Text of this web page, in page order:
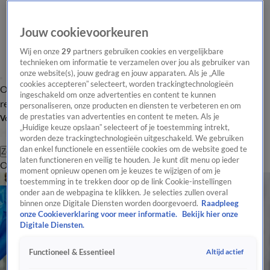
Overzicht Laatste nieuws Regionieuws Het beste van Hart
Tip de
redactie
Volg Hart van Nederland
Zoeken
OverzichtRegioUitzendingenWeerTip de redactiePanelVideo's
Jouw cookievoorkeuren
Wij en onze29 partners gebruiken cookies en vergelijkbare
technieken om informatie te verzamelen over jou als gebruiker van
onze website(s), jouw gedrag en jouw apparaten. Als je „Alle
cookies accepteren” selecteert, worden trackingtechnologieën
ingeschakeld om onze advertenties en content te kunnen
personaliseren, onze producten en diensten te verbeteren en om
de prestaties van advertenties en content te meten. Als je
„Huidige keuze opslaan” selecteert of je toestemming intrekt,
worden deze trackingtechnologieën uitgeschakeld. We gebruiken
dan enkel functionele en essentiële cookies om de website goed te
laten functioneren en veilig te houden. Je kunt dit menu op ieder
moment opnieuw openen om je keuzes te wijzigen of om je
toestemming in te trekken door op de link Cookie-instellingen
onder aan de webpagina te klikken. Je selecties zullen overal
binnen onze Digitale Diensten worden doorgevoerd. Raadpleeg
onze Cookieverklaring voor meer informatie.
Bekijk hier onze
Digitale Diensten.
Functioneel & Essentieel Altijd actief